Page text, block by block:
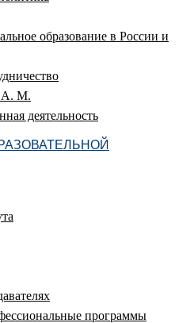
образование в России и
А. М.
деятельность
программы